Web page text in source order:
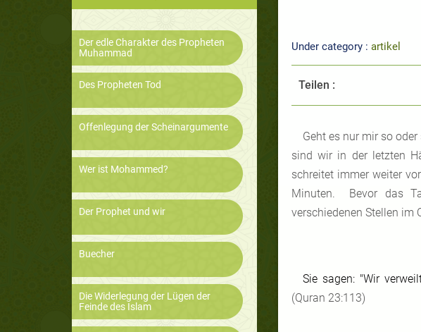
Der edle Charakter des Propheten
Muhammad
Des Propheten Tod
Offenlegung der Scheinargumente
Wer ist Mohammed?
Der Prophet und wir
Buecher
Die Widerlegung der Lügen der
Feinde des Islam
Under category : artikel
Teilen :
Geht es nur mir so
sind wir in der letzten
schreitet immer weiter
Minuten. Bevor das
verschiedenen Stellen im
Sie sagen: "Wir
(Quran 23:113)